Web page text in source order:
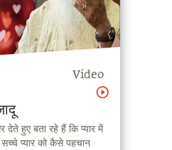
Video
देते हुए बता रहे हैं कि प्यार में
प्यार को कैसे पहचान